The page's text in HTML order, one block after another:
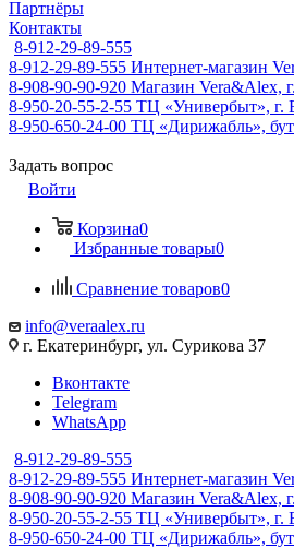
Партнёры
Контакты
8-912-29-89-555
8-912-29-89-555 Интернет-магазин
8-908-90-90-920 Магазин Vera&Alex,
8-950-20-55-2-55 ТЦ «Универбыт», г.
8-950-650-24-00 ТЦ «Дирижабль»,
Задать вопрос
Войти
Корзина0
Избранные товары0
Сравнение товаров0
info@veraalex.ru
г. Екатеринбург, ул. Сурикова 37
Вконтакте
Telegram
WhatsApp
8-912-29-89-555
8-912-29-89-555 Интернет-магазин
8-908-90-90-920 Магазин Vera&Alex,
8-950-20-55-2-55 ТЦ «Универбыт», г.
8-950-650-24-00 ТЦ «Дирижабль»,